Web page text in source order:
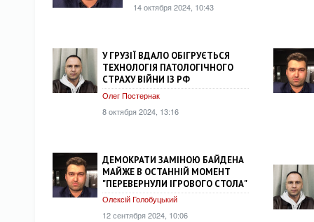
14 октября 2024, 10:43
У ГРУЗІЇ ВДАЛО ОБІГРУЄТЬСЯ
ТЕХНОЛОГІЯ ПАТОЛОГІЧНОГО
СТРАХУ ВІЙНИ ІЗ РФ
Олег Постернак
8 октября 2024, 13:16
ДЕМОКРАТИ ЗАМІНОЮ БАЙДЕНА
МАЙЖЕ В ОСТАННІЙ МОМЕНТ
"ПЕРЕВЕРНУЛИ ІГРОВОГО СТОЛА"
Олексій Голобуцький
12 сентября 2024, 10:06